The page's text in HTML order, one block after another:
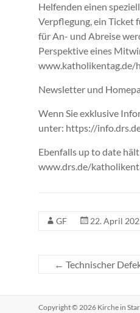
Helfenden einen
Verpflegung, ein Ticket
für An- und Abreise
Perspektive eines
www.katholikentag.de/
Newsletter und
Wenn Sie exklusive
unter: https://
Ebenfalls up to date
www.drs.de/
GF 22. April
← Technischer
Copyright © 2026 Kirche in